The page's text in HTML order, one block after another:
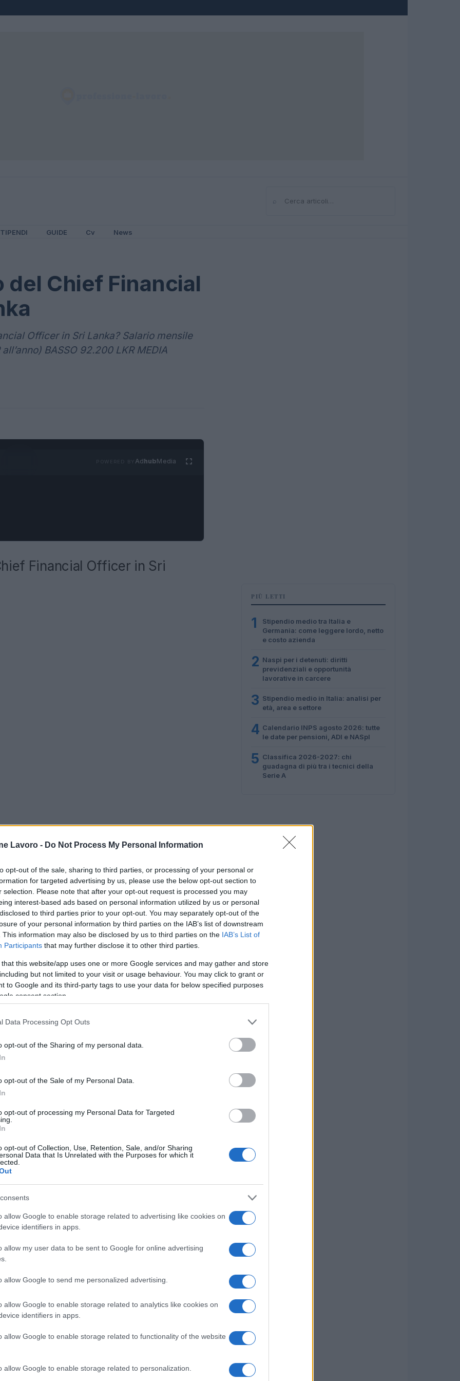
Lavoro - Do Not Process My Personal Information
opt-out of the sale, sharing to third parties, or processing of your personal or
for targeted advertising by us, please use the below opt-out section to
selection. Please note that after your opt-out request is processed you may
interest-based ads based on personal information utilized by us or personal
to third parties prior to your opt-out. You may separately opt-out of the
of your personal information by third parties on the IAB’s list of downstream
This information may also be disclosed by us to third parties on the IAB’s List of
Participants that may further disclose it to other third parties.
that this website/app uses one or more Google services and may gather and store
but not limited to your visit or usage behaviour. You may click to grant or
to Google and its third-party tags to use your data for below specified purposes
consent section.
Data Processing Opt Outs
opt-out of the Sharing of my personal data.
opt-out of the Sale of my Personal Data.
opt-out of processing my Personal Data for Targeted
opt-out of Collection, Use, Retention, Sale, and/or Sharing
Data that Is Unrelated with the Purposes for which it
allow Google to enable storage related to advertising like cookies on
identifiers in apps.
allow my user data to be sent to Google for online advertising
allow Google to send me personalized advertising.
allow Google to enable storage related to analytics like cookies on
identifiers in apps.
allow Google to enable storage related to functionality of the website
allow Google to enable storage related to personalization.
⌕Cerca
GUIDE Cv News
Chief Financial
Officer in Sri Lanka? Salario mensile
BASSO 92.200 LKR MEDIA
AdhubMedia
Financial Officer in Sri
vanno da92.200 LKR(il più basso) a
include alloggio, trasporti e altri benefici. Gli
drasticamente in base all’esperienza, alle
seguito troverai una ripartizione dettagliata
PIÙ LETTI
1
Stipendio medio tra Italia e
Germania: come leggere lordo, netto
e costo azienda
2 Naspi per i detenuti: diritti
previdenziali e opportunità
lavorative in carcere
3 Stipendio medio in Italia: analisi per
età, area e settore
4 Calendario INPS agosto 2026: tutte
le date per pensioni, ADI e NASpI
5 Classifica 2026-2027: chi
guadagna di più tra i tecnici della
Serie A